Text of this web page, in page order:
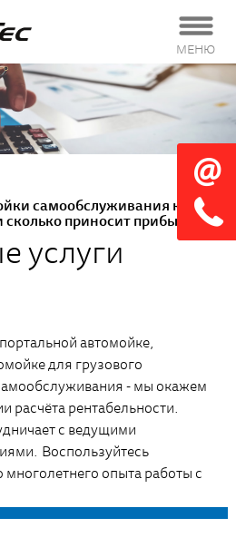
МЕНЮ
самообслуживания как
приносит прибыли
услуги
автомойке,
для грузового
- мы окажем
расчёта рентабельности.
с ведущими
Воспользуйтесь
опыта работы с